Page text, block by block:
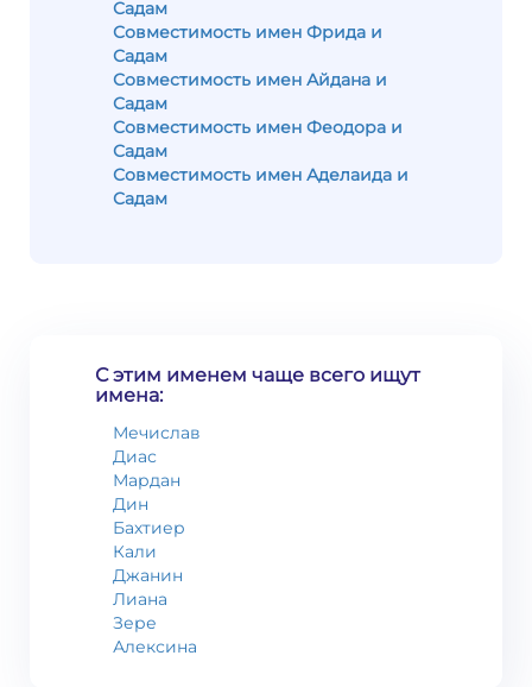
Садам
Совместимость имен Фрида и
Садам
Совместимость имен Айдана и
Садам
Совместимость имен Феодора и
Садам
Совместимость имен Аделаида и
Садам
С этим именем чаще всего ищут
имена:
Мечислав
Диас
Мардан
Дин
Бахтиер
Кали
Джанин
Лиана
Зере
Алексина